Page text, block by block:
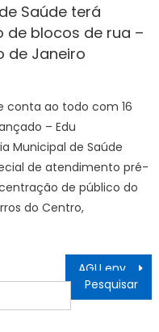
Saúde terá
blocos de rua –
de Janeiro
conta ao todo com 16
– Edu
Municipal de Saúde
de atendimento pré-
de público do
do Centro,
AGU envia à Itália defesa de extradição de Carla Zambelli